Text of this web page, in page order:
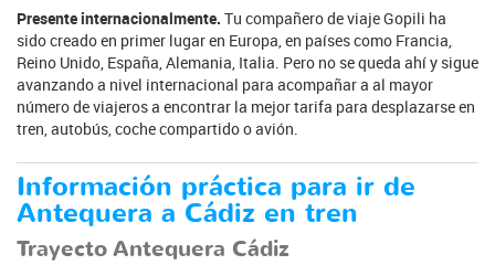
Presente internacionalmente. Tu compañero de viaje Gopili ha
sido creado en primer lugar en Europa, en países como Francia,
Reino Unido, España, Alemania, Italia. Pero no se queda ahí y sigue
avanzando a nivel internacional para acompañar a al mayor
número de viajeros a encontrar la mejor tarifa para desplazarse en
tren, autobús, coche compartido o avión.
Información práctica para ir de
Antequera a Cádiz en tren
Trayecto Antequera Cádiz